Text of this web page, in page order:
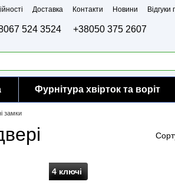
Доставка Контакти Новини
524 3524 +38050 375 2607
Фурнітура хвірток та воріт
замки
4 ключі